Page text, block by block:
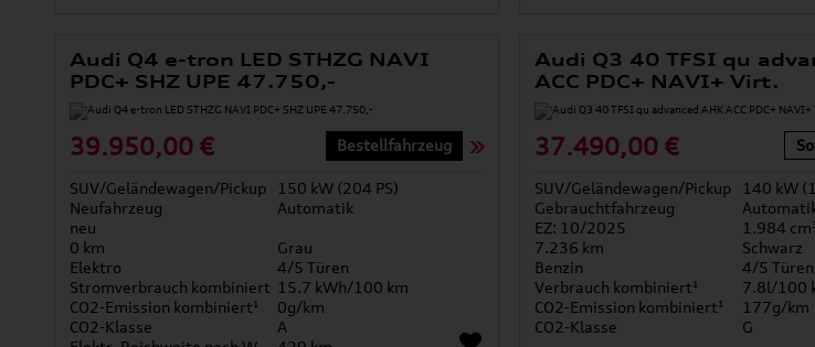
Audi Q4 e-tron LED STHZG NAVI
PDC+ SHZ UPE 47.750,-
39.950,00 € Bestellfahrzeug
SUV/Geländewagen/Pickup
150 kW (204 PS)
Neufahrzeug
Automatik
neu
0 km
Grau
Elektro
4/5 Türen
Stromverbrauch kombiniert 15.7 kWh/100 km
CO2-Emission kombiniert¹
0g/km
CO2-Klasse
A
Audi Q3 40 TFSI qu
ACC PDC+ NAVI+ Virt.
37.490,00 €
SUV/Geländewagen/Pickup
140 kW
Gebrauchtfahrzeug
EZ: 10/2025
1.984
7.236 km
Schwarz
Benzin
4/5 Türen
Verbrauch kombiniert¹
7.8l/100
CO2-Emission kombiniert¹
177g/km
CO2-Klasse
G